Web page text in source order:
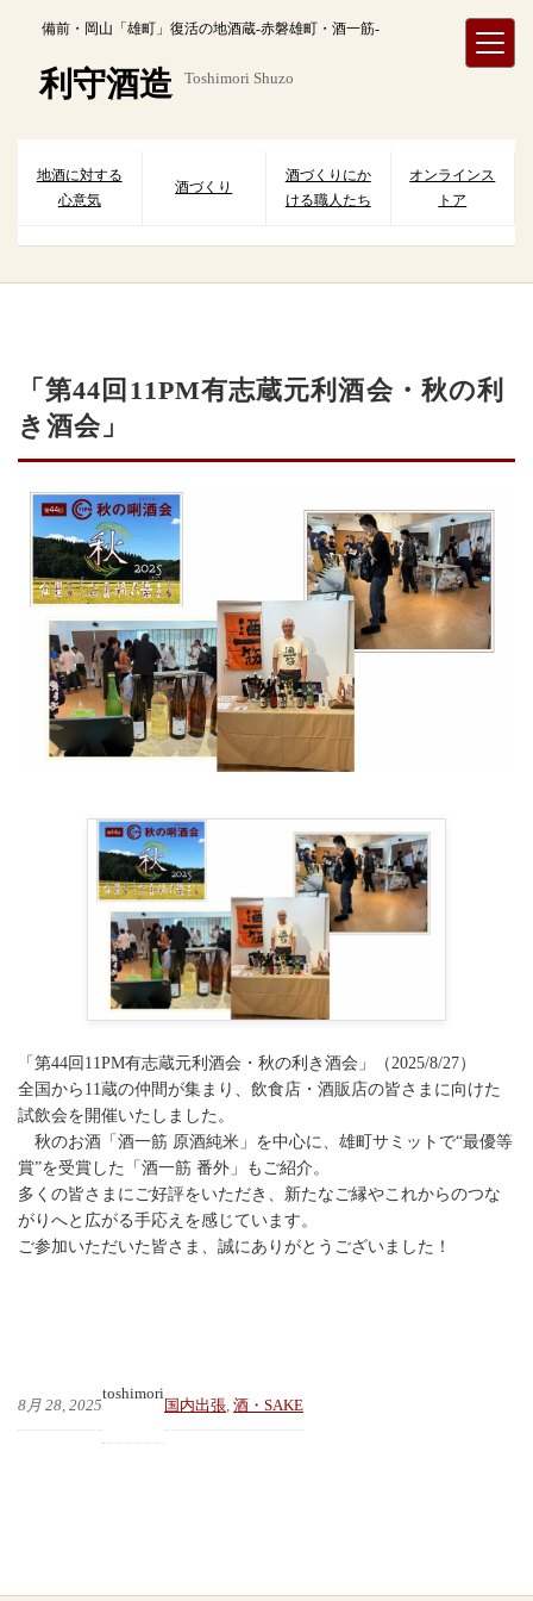
備前・岡山「雄町」復活の地酒蔵-赤磐雄町・酒一筋-
利守酒造 Toshimori Shuzo
地酒に対する
心意気
酒づくり
酒づくりにか
ける職人たち
オンラインス
トア
「第44回11PM有志蔵元利酒会・秋の利
き酒会」
「第44回11PM有志蔵元利酒会・秋の利き酒会」（2025/8/27）
全国から11蔵の仲間が集まり、飲食店・酒販店の皆さまに向けた
試飲会を開催いたしました。
秋のお酒「酒一筋 原酒純米」を中心に、雄町サミットで“最優等
賞”を受賞した「酒一筋 番外」もご紹介。
多くの皆さまにご好評をいただき、新たなご縁やこれからのつな
がりへと広がる手応えを感じています。
ご参加いただいた皆さま、誠にありがとうございました！
8月 28, 2025
toshimori
国内出張 酒・SAKE